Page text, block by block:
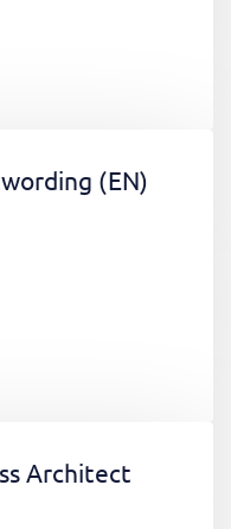
(EN)
Architect